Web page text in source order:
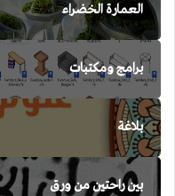
العمارة الخضراء
برامج ومكتبات
بلاغة
بين راحتين من ورق